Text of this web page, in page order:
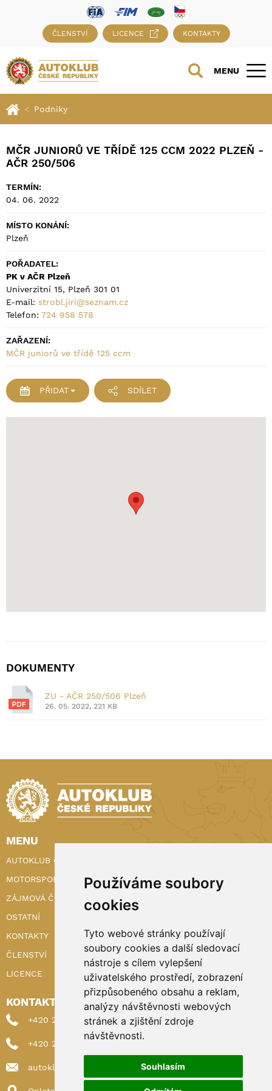
Používáme soubory
cookies
Tyto webové stránky používají
soubory cookies a další sledovací
nástroje s cílem vylepšení
uživatelského prostředí, zobrazení
přizpůsobeného obsahu a reklam,
analýzy návštěvnosti webových
stránek a zjištění zdroje
návštěvnosti.
Souhlasím
ČLENSTVÍ LICENCE KONTAKTY
MENU
Podniky
MČR JUNIORŮ VE TŘÍDĚ 125 CCM 2022 PLZEŇ -
AČR 250/506
TERMÍN:
04. 06. 2022
MÍSTO KONÁNÍ:
Plzeň
POŘADATEL:
PK v AČR Plzeň
Univerzitní 15, Plzeň 301 01
E-mail: strobl.jiri@seznam.cz
Telefon: 724 958 578
ZAŘAZENÍ:
MČR juniorů ve třídě 125 ccm
PŘIDAT SDÍLET
DOKUMENTY
ZU - AČR 250/506 Plzeň
26. 05. 2022, 221 KB
MENU
AUTOKLUB ČR
MOTORSPORT
ZÁJMOVÁ ČINNOST
OSTATNÍ
KONTAKTY
ČLENSTVÍ
LICENCE
KONTAKTY
+420 222 898 224 (sekretariat)
+420 222 898 221 (členství)
autoklub@autoklub.cz